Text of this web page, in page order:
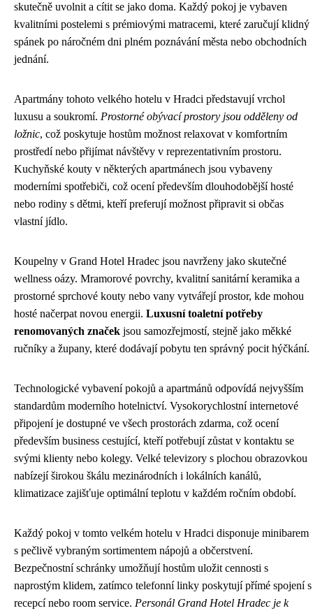
skutečně uvolnit a cítit se jako doma. Každý pokoj je vybaven
kvalitními postelemi s prémiovými matracemi, které zaručují klidný
spánek po náročném dni plném poznávání města nebo obchodních
jednání.
Apartmány tohoto velkého hotelu v Hradci představují vrchol
luxusu a soukromí. Prostorné obývací prostory jsou odděleny od
ložnic, což poskytuje hostům možnost relaxovat v komfortním
prostředí nebo přijímat návštěvy v reprezentativním prostoru.
Kuchyňské kouty v některých apartmánech jsou vybaveny
moderními spotřebiči, což ocení především dlouhodobější hosté
nebo rodiny s dětmi, kteří preferují možnost připravit si občas
vlastní jídlo.
Koupelny v Grand Hotel Hradec jsou navrženy jako skutečné
wellness oázy. Mramorové povrchy, kvalitní sanitární keramika a
prostorné sprchové kouty nebo vany vytvářejí prostor, kde mohou
hosté načerpat novou energii. Luxusní toaletní potřeby
renomovaných značek jsou samozřejmostí, stejně jako měkké
ručníky a župany, které dodávají pobytu ten správný pocit hýčkání.
Technologické vybavení pokojů a apartmánů odpovídá nejvyšším
standardům moderního hotelnictví. Vysokorychlostní internetové
připojení je dostupné ve všech prostorách zdarma, což ocení
především business cestující, kteří potřebují zůstat v kontaktu se
svými klienty nebo kolegy. Velké televizory s plochou obrazovkou
nabízejí širokou škálu mezinárodních i lokálních kanálů,
klimatizace zajišťuje optimální teplotu v každém ročním období.
Každý pokoj v tomto velkém hotelu v Hradci disponuje minibarem
s pečlivě vybraným sortimentem nápojů a občerstvení.
Bezpečnostní schránky umožňují hostům uložit cennosti s
naprostým klidem, zatímco telefonní linky poskytují přímé spojení s
recepcí nebo room service. Personál Grand Hotel Hradec je k